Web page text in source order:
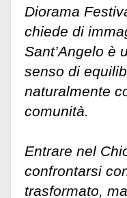
Diorama
chiede di
Sant’Angelo è
senso di
naturalmente
comunità.
Entrare nel
confrontarsi
trasformato,